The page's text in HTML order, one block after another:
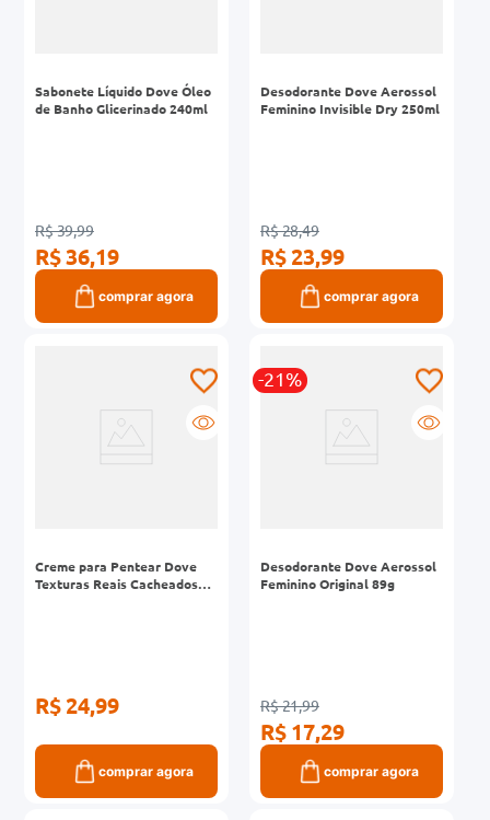
Sabonete Líquido Dove Óleo
de Banho Glicerinado 240ml
R$ 39,99
R$ 36,19
comprar agora
Desodorante Dove Aerossol
Feminino Invisible Dry 250ml
R$ 28,49
R$ 23,99
comprar agora
Creme para Pentear Dove
Texturas Reais Cacheados
R$ 24,99
comprar agora
-21%
Desodorante Dove Aerossol
Feminino Original 89g
R$ 21,99
R$ 17,29
comprar agora